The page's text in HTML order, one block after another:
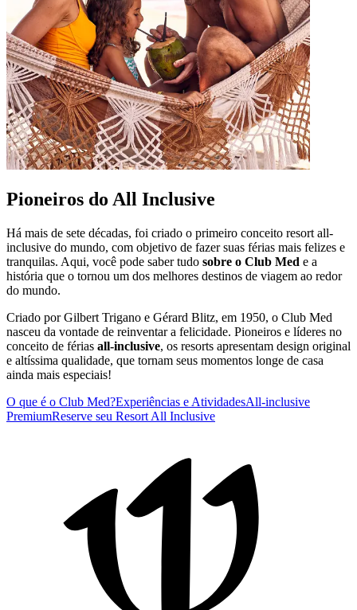
Pioneiros do All Inclusive
Há mais de sete décadas, foi criado o primeiro conceito resort all-
inclusive do mundo, com objetivo de fazer suas férias mais felizes e
tranquilas. Aqui, você pode saber tudo sobre o Club Med e a
história que o tornou um dos melhores destinos de viagem ao redor
do mundo.
Criado por Gilbert Trigano e Gérard Blitz, em 1950, o Club Med
nasceu da vontade de reinventar a felicidade. Pioneiros e líderes no
conceito de férias all-inclusive, os resorts apresentam design original
e altíssima qualidade, que tornam seus momentos longe de casa
ainda mais especiais!
O que é o Club Med?Experiências e AtividadesAll-inclusive
PremiumReserve seu Resort All Inclusive